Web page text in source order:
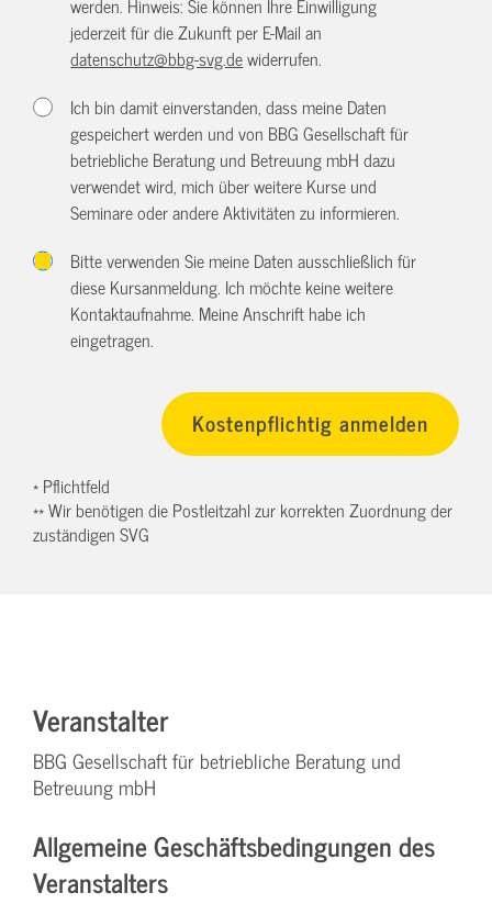
werden. Hinweis: Sie können Ihre Einwilligung
jederzeit für die Zukunft per E-Mail an
datenschutz@bbg-svg.dewiderrufen.
Ich bin damit einverstanden, dass meine Daten
gespeichert werden und von BBG Gesellschaft für
betriebliche Beratung und Betreuung mbH dazu
verwendet wird, mich über weitere Kurse und
Seminare oder andere Aktivitäten zu informieren.
Bitte verwenden Sie meine Daten ausschließlich für
diese Kursanmeldung. Ich möchte keine weitere
Kontaktaufnahme. Meine Anschrift habe ich
eingetragen.
* Pflichtfeld
** Wir benötigen die Postleitzahl zur korrekten Zuordnung der
zuständigen SVG
Veranstalter
BBG Gesellschaft für betriebliche Beratung und
Betreuung mbH
Allgemeine Geschäftsbedingungen des
Veranstalters